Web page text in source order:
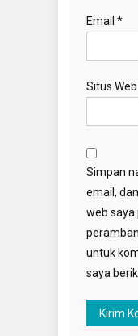
Email *
Situs Web
Simpan
email,
web saya
untuk
saya